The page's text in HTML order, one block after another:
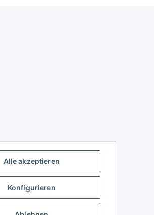
Alle akzeptieren
Konfigurieren